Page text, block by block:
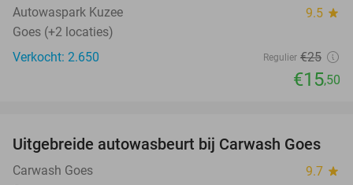
Autowaspark Kuzee 9.5 star
Goes (+2 locaties)
Verkocht: 2.650
Regulier €25
€15,50
36%
Uitgebreide autowasbeurt bij Carwash Goes
Carwash Goes 9.7 star